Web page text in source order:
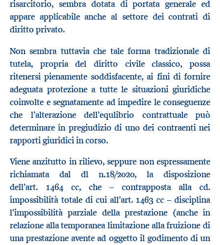
risarcitorio, sembra dotata di portata generale ed
appare applicabile anche al settore dei contrati di
diritto privato.
Non sembra tuttavia che tale forma tradizionale di
tutela, propria del diritto civile classico, possa
ritenersi pienamente soddisfacente, ai fini di fornire
adeguata protezione a tutte le situazioni giuridiche
coinvolte e segnatamente ad impedire le conseguenze
che l’alterazione dell’equlibrio contrattuale può
determinare in pregiudizio di uno dei contraenti nei
rapporti giuridici in corso.
Viene anzitutto in rilievo, seppure non espressamente
richiamata dal dl n.18/2020, la disposizione
dell’art. 1464 cc, che – contrapposta alla cd.
impossibilità totale di cui all’art. 1463 cc – disciplina
l’impossibilità parziale della prestazione (anche in
relazione alla temporanea limitazione alla fruizione di
una prestazione avente ad oggetto il godimento di un